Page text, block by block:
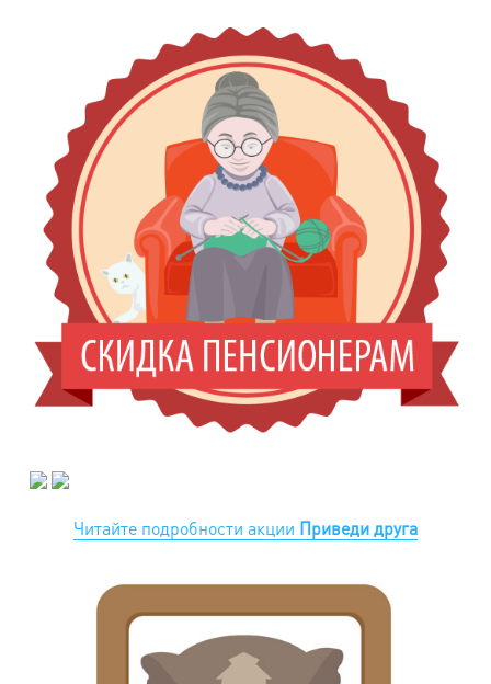
Читайте подробности акции Приведи друга